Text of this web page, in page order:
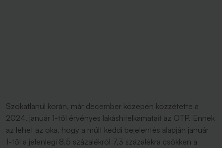
Szokatlanul korán, már december közepén közzétette a
2024. január 1-től érvényes lakáshitelkamatait az OTP. Ennek
az lehet az oka, hogy a múlt keddi bejelentés alapján január
1-től a jelenlegi 8,5 százalékról 7,3 százalékra csökken a